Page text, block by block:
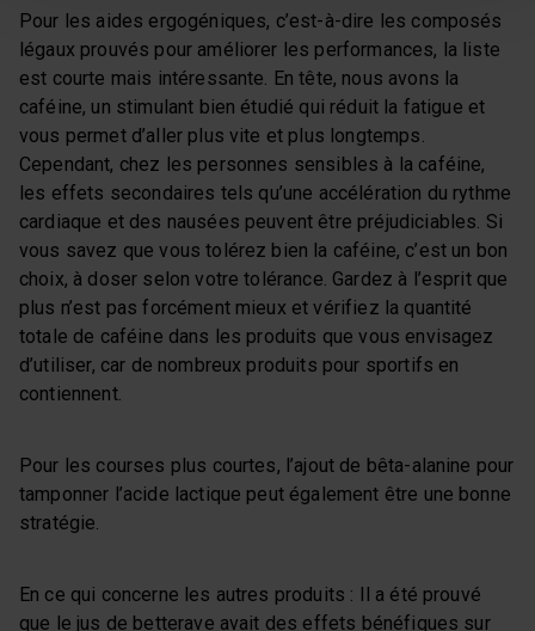
Pour les aides ergogéniques, c’est-à-dire les composés
légaux prouvés pour améliorer les performances, la liste
est courte mais intéressante. En tête, nous avons la
caféine, un stimulant bien étudié qui réduit la fatigue et
vous permet d’aller plus vite et plus longtemps.
Cependant, chez les personnes sensibles à la caféine,
les effets secondaires tels qu’une accélération du rythme
cardiaque et des nausées peuvent être préjudiciables. Si
vous savez que vous tolérez bien la caféine, c’est un bon
choix, à doser selon votre tolérance. Gardez à l’esprit que
plus n’est pas forcément mieux et vérifiez la quantité
totale de caféine dans les produits que vous envisagez
d’utiliser, car de nombreux produits pour sportifs en
contiennent.
Pour les courses plus courtes, l’ajout de bêta-alanine pour
tamponner l’acide lactique peut également être une bonne
stratégie.
En ce qui concerne les autres produits : Il a été prouvé
que le jus de betterave avait des effets bénéfiques sur